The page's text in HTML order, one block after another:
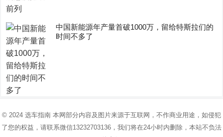
中国新能源年产量首破1000万，留给特斯拉们的
时间不多了
© 2024 选车指南本网部分内容及图片来源于互联网，不作商业用途，如侵犯
了您的权益，请联系微信13232703136，我们将在24小时内删除，本站不负法